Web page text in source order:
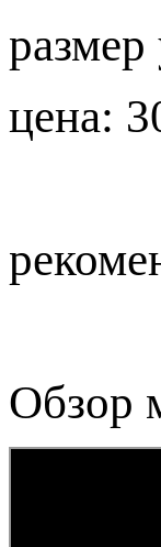
размер
цена:
Обзор